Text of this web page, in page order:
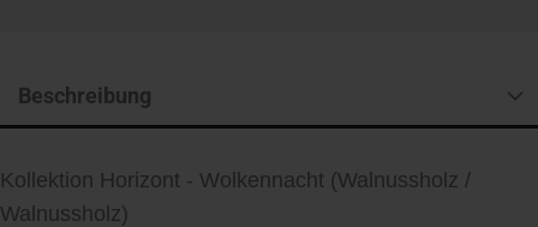
Beschreibung
Kollektion Horizont - Wolkennacht (Walnussholz /
Walnussholz)